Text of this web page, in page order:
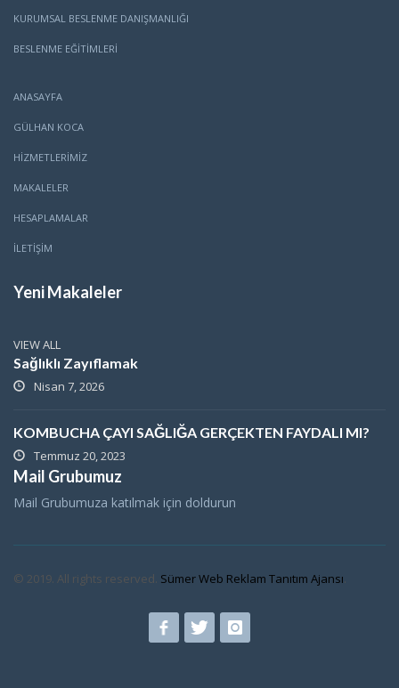
KURUMSAL BESLENME DANIŞMANLIĞI
BESLENME EĞITIMLERI
ANASAYFA
GÜLHAN KOCA
HİZMETLERİMİZ
MAKALELER
HESAPLAMALAR
İLETİŞİM
Yeni Makaleler
VIEW ALL
Sağlıklı Zayıflamak
Nisan 7, 2026
KOMBUCHA ÇAYI SAĞLIĞA GERÇEKTEN FAYDALI MI?
Temmuz 20, 2023
Mail Grubumuz
Mail Grubumuza katılmak için doldurun
© 2019. All rights reserved. Sümer Web Reklam Tanıtım Ajansı.